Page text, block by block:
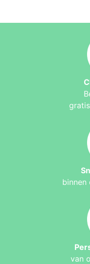
binnen
van